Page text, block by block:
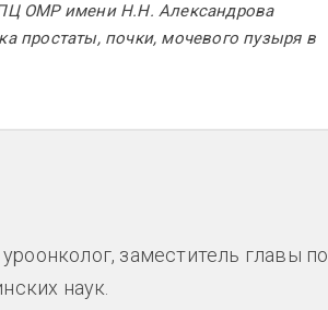
ОМР имени Н.Н. Александрова
простаты, почки, мочевого пузыря в
заместитель главы по
наук.